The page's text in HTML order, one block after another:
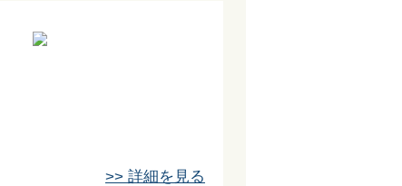
>> 詳細を見る